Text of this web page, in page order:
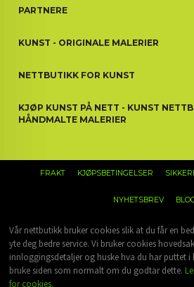
PARTNERE
KUNST - ORIGINALE MALERIER
NETTBUTIKK FOR KUNST
KJØP KUNST PÅ NETT - KUNST
HÅNDMALTE MALERIER
FRAKT KJØPSBETINGELSER
NYHETSBREV
Vår nettbutikk bruker cookies slik at du får en
yte deg bedre service. Vi bruker cookies
innloggingsdetaljer og huske hva du har puttet i
bruke siden som normalt om du godtar dette.
for cookies.